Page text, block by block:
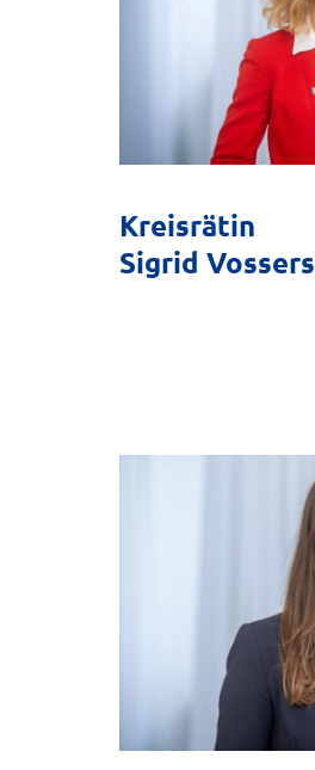
Kreisrätin
Sigrid Vossers